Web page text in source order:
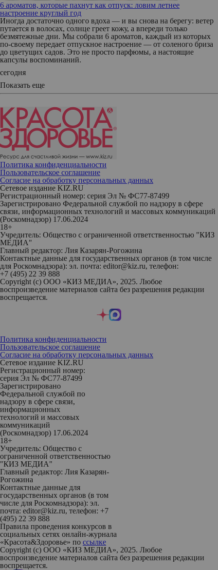
6 ароматов, которые пахнут как отпуск: ловим летнее
настроение круглый год
Иногда достаточно одного вдоха — и вы снова на берегу: ветер
путается в волосах, солнце греет кожу, а впереди только
безмятежные дни. Мы собрали 6 ароматов, каждый из которых
по‑своему передает отпускное настроение — от соленого бриза
до цветущих садов. Это не просто парфюмы, а настоящие
капсулы воспоминаний.
сегодня
Показать еще
Политика конфиденциальности
Пользовательское соглашение
Согласие на обработку персональных данных
Сетевое издание KIZ.RU
Регистрационный номер: серия Эл № ФС77-87499
Зарегистрировано Федеральной службой по надзору в сфере
связи, информационных технологий и массовых коммуникаций
(Роскомнадзор) 17.06.2024
18+
Учредитель: Общество с ограниченной ответственностью "КИЗ
МЕДИА"
Главный редактор: Лия Казарян-Рогожина
Контактные данные для государственных органов (в том числе
для Роскомнадзора): эл. почта: editor@kiz.ru, телефон:
+7 (495) 22 39 888
Copyright (с) ООО «КИЗ МЕДИА», 2025. Любое
воспроизведение материалов сайта без разрешения редакции
воспрещается.
Политика конфиденциальности
Пользовательское соглашение
Согласие на обработку персональных данных
Сетевое издание KIZ.RU
Регистрационный номер:
серия Эл № ФС77-87499
Зарегистрировано
Федеральной службой по
надзору в сфере связи,
информационных
технологий и массовых
коммуникаций
(Роскомнадзор) 17.06.2024
18+
Учредитель: Общество с
ограниченной ответственностью
"КИЗ МЕДИА"
Главный редактор: Лия Казарян-
Рогожина
Контактные данные для
государственных органов (в том
числе для Роскомнадзора): эл.
почта: editor@kiz.ru, телефон: +7
(495) 22 39 888
Правила проведения конкурсов в
социальных сетях онлайн-журнала
«Красота&Здоровье» по ссылке
Copyright (с) ООО «КИЗ МЕДИА», 2025. Любое
воспроизведение материалов сайта без разрешения редакции
воспрещается.